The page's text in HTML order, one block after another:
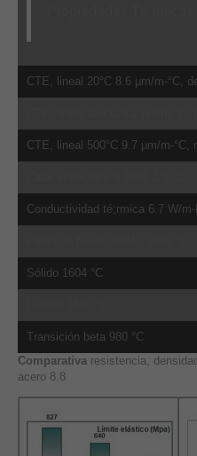
CTE, lineal 20°C 8.6 µm/m-°C,
CTE, lineal 500°C 9.7 µm/m-°C,
Conductividad té;rmica 6.7 W/m-
Sólido 1604 °C
Transición beta 980 °C
Comparativa resistencia,
acero 8.8